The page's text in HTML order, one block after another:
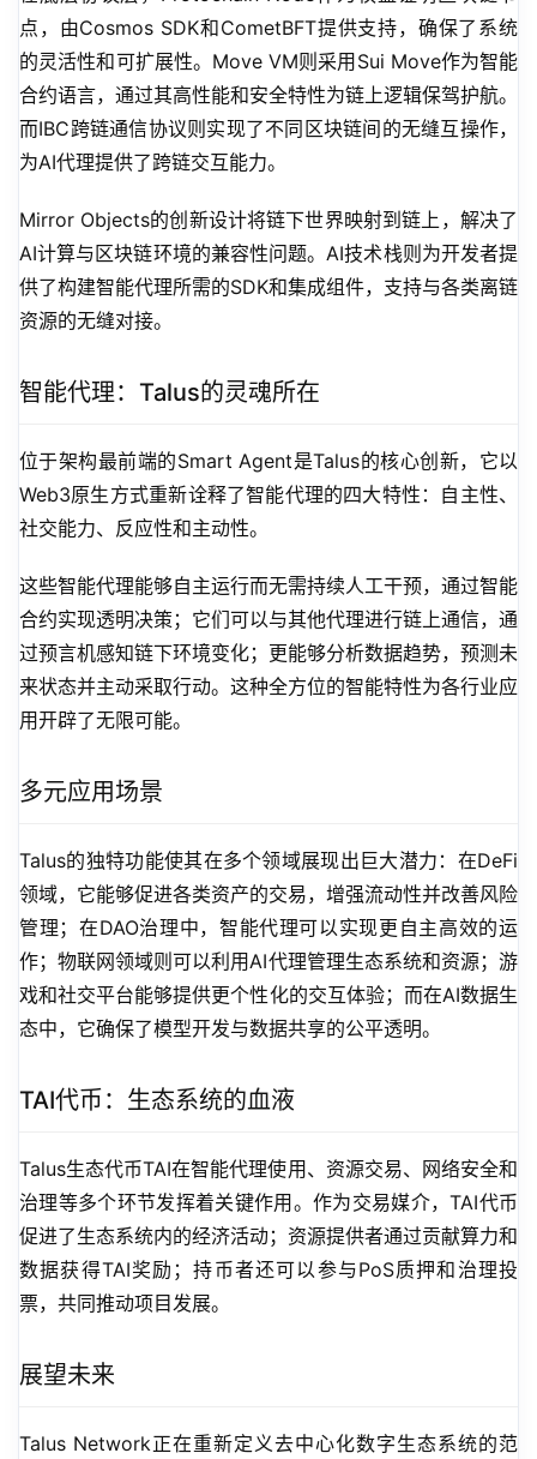
点，由Cosmos SDK和CometBFT提供支持，确保了系统
的灵活性和可扩展性。Move VM则采用Sui Move作为智能
合约语言，通过其高性能和安全特性为链上逻辑保驾护航。
而IBC跨链通信协议则实现了不同区块链间的无缝互操作，
为AI代理提供了跨链交互能力。
Mirror Objects的创新设计将链下世界映射到链上，解决了
AI计算与区块链环境的兼容性问题。AI技术栈则为开发者提
供了构建智能代理所需的SDK和集成组件，支持与各类离链
资源的无缝对接。
智能代理：Talus的灵魂所在
位于架构最前端的Smart Agent是Talus的核心创新，它以
Web3原生方式重新诠释了智能代理的四大特性：自主性、
社交能力、反应性和主动性。
这些智能代理能够自主运行而无需持续人工干预，通过智能
合约实现透明决策；它们可以与其他代理进行链上通信，通
过预言机感知链下环境变化；更能够分析数据趋势，预测未
来状态并主动采取行动。这种全方位的智能特性为各行业应
用开辟了无限可能。
多元应用场景
Talus的独特功能使其在多个领域展现出巨大潜力：在DeFi
领域，它能够促进各类资产的交易，增强流动性并改善风险
管理；在DAO治理中，智能代理可以实现更自主高效的运
作；物联网领域则可以利用AI代理管理生态系统和资源；游
戏和社交平台能够提供更个性化的交互体验；而在AI数据生
态中，它确保了模型开发与数据共享的公平透明。
TAI代币：生态系统的血液
Talus生态代币TAI在智能代理使用、资源交易、网络安全和
治理等多个环节发挥着关键作用。作为交易媒介，TAI代币
促进了生态系统内的经济活动；资源提供者通过贡献算力和
数据获得TAI奖励；持币者还可以参与PoS质押和治理投
票，共同推动项目发展。
展望未来
Talus Network正在重新定义去中心化数字生态系统的范